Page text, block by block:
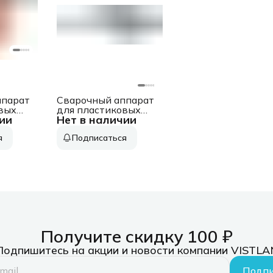
150
Нет в наличии
Сварочный аппарат
для пластиковых
труб Ресанта
Тмакс.:300
Подписаться
Получите скидку 100 ₽
на акции и новости компании